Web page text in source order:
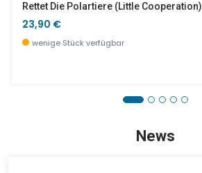
Rettet Die Polartiere (little Cooperation)
23,90 €
wenige Stück verfügbar
News